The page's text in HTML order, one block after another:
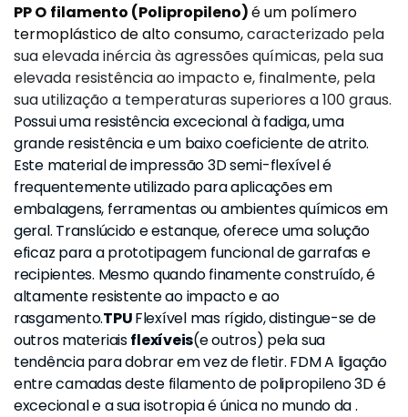
PP O filamento (Polipropileno)é um polímero
termoplástico de alto consumo,caracterizado pela
sua elevada inércia às agressões químicas, pela sua
elevada resistência ao impacto e, finalmente, pela
sua utilização a temperaturas superiores a 100 graus.
Possui uma resistência excecional à fadiga, uma
grande resistência e um baixo coeficiente de atrito.
Este material de impressão 3D semi-flexível é
frequentemente utilizado para aplicações em
embalagens, ferramentas ou ambientes químicos em
geral. Translúcido e estanque, oferece uma solução
eficaz para a prototipagem funcional de garrafas e
recipientes. Mesmo quando finamente construído, é
altamente resistente ao impacto e ao
rasgamento.TPUFlexível mas rígido, distingue-se de
outros materiaisflexíveis(e outros) pela sua
tendência para dobrar em vez de fletir. FDM A ligação
entre camadas deste filamento de polipropileno 3D é
excecional e a sua isotropia é única no mundo da .